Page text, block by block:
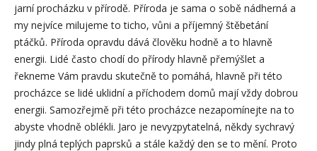
jarní procházku v přírodě. Příroda je sama o sobě nádherná a
my nejvíce milujeme to ticho, vůni a příjemný štěbetání
ptáčků. Příroda opravdu dává člověku hodně a to hlavně
energii. Lidé často chodí do přírody hlavně přemýšlet a
řekneme Vám pravdu skutečně to pomáhá, hlavně při této
procházce se lidé uklidní a příchodem domů mají vždy dobrou
energii. Samozřejmě při této procházce nezapomínejte na to
abyste vhodně oblékli. Jaro je nevyzpytatelná, někdy sychravý
jindy plná teplých paprsků a stále každý den se to mění. Proto